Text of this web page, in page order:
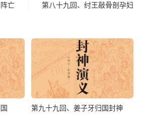
城，不与他会战，他便欺我，至吾城
物也。”随下城与夫人曰：“你可用
开了城门，一马飞来天呼曰：“姬
也。”正是：
捉金乌。
，张奎赶来，周营中一将也不出来
亡 第八十九回、纣王敲骨剖孕妇
第九十九回、姜子牙归国封神